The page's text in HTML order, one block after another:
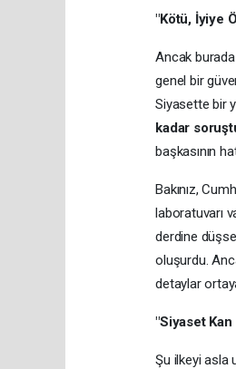
"Kötü, İyiye
Ancak
genel bir
Siyasette bir
kadar
başkasının
Bakınız,
laboratuvarı
derdine
oluşurdu.
detaylar
"Siyaset
Şu ilkeyi asla